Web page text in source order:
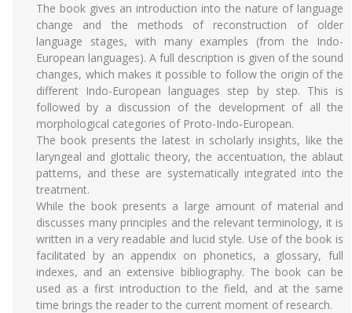
The book gives an introduction into the nature of language
change and the methods of reconstruction of older
language stages, with many examples (from the Indo-
European languages). A full description is given of the sound
changes, which makes it possible to follow the origin of the
different Indo-European languages step by step. This is
followed by a discussion of the development of all the
morphological categories of Proto-Indo-European.
The book presents the latest in scholarly insights, like the
laryngeal and glottalic theory, the accentuation, the ablaut
patterns, and these are systematically integrated into the
treatment.
While the book presents a large amount of material and
discusses many principles and the relevant terminology, it is
written in a very readable and lucid style. Use of the book is
facilitated by an appendix on phonetics, a glossary, full
indexes, and an extensive bibliography. The book can be
used as a first introduction to the field, and at the same
time brings the reader to the current moment of research.